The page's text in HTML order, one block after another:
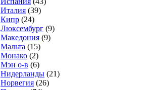
Италия (39)
Кипр (24)
Люксембург (9)
Македония (9)
Мальта (15)
Монако (2)
Мэн о-в (6)
Нидерланды (21)
Норвегия (26)